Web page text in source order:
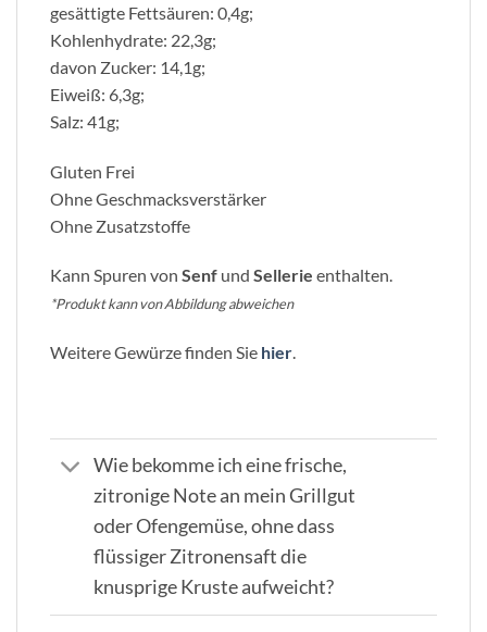
gesättigte Fettsäuren: 0,4g;
Kohlenhydrate: 22,3g;
davon Zucker: 14,1g;
Eiweiß: 6,3g;
Salz: 41g;
Gluten Frei
Ohne Geschmacksverstärker
Ohne Zusatzstoffe
Kann Spuren von Senf und Sellerie enthalten.
*Produkt kann von Abbildung abweichen
Weitere Gewürze finden Sie hier.
Wie bekomme ich eine frische,
zitronige Note an mein Grillgut
oder Ofengemüse, ohne dass
flüssiger Zitronensaft die
knusprige Kruste aufweicht?